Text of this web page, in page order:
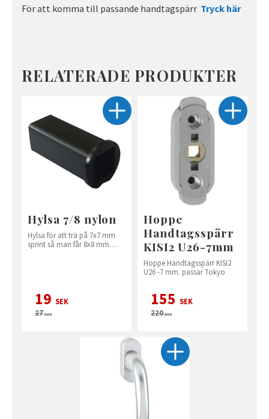
För att komma till passande handtagspärr Tryck här
RELATERADE PRODUKTER
Hylsa 7/8 nylon
Hylsa för att trä på 7x7 mm
sprint så man får 8x8 mm
19 SEK
27SEK
Hoppe
Handtagsspärr
KISI2 U26-7mm
Hoppe Handtagsspärr KISI2
U26 -7 mm. passar Tokyo
155 SEK
220SEK